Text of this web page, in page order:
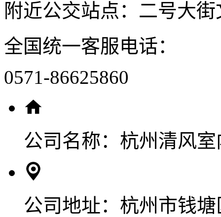
附近公交站点：二号大
全国统一客服电话：
0571-86625860
公司名称： 杭州清风
公司地址： 杭州市钱